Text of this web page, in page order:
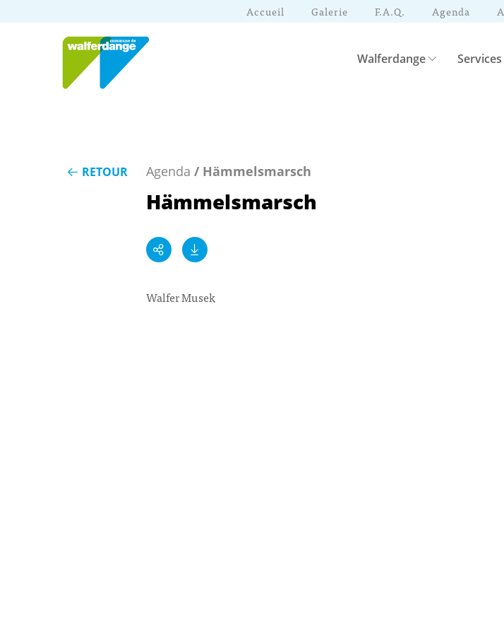
Accueil Galerie F.A.Q. Agenda
Walferdange
RETOUR Agenda / Hämmelsmarsch
Hämmelsmarsch
Walfer Musek